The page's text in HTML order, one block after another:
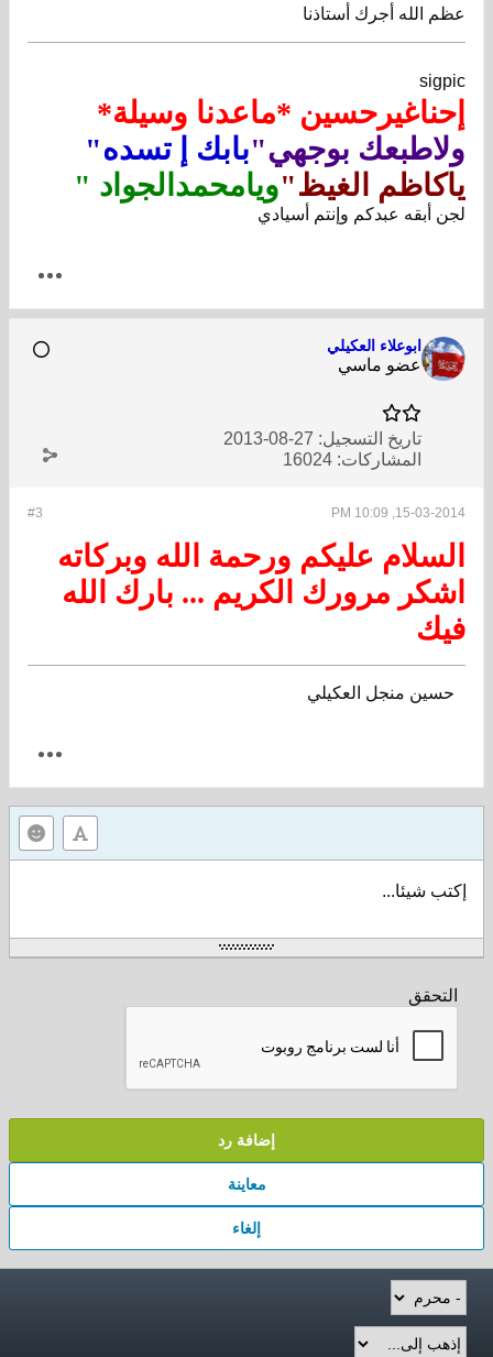
عظم الله أجرك أستاذنا
sigpic
إحناغيرحسين *ماعدنا وسيلة*
ولاطبعك بوجهي"بابك إ تسده"
ياكاظم الغيظ"ويامحمدالجواد "
لجن أبقه عبدكم وإنتم أسيادي
ابوعلاء العكيلي
عضو ماسي
تاريخ التسجيل: 27-08-2013
المشاركات: 16024
#3 15-03-2014, 10:09 PM
السلام عليكم ورحمة الله وبركاته
اشكر مرورك الكريم ... بارك الله
فيك
حسين منجل العكيلي
إكتب شيئا...
التحقق
إضافة رد
معاينة
إلغاء